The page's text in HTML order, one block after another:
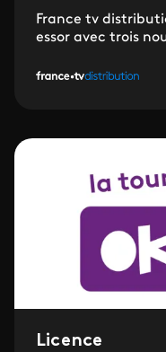
France tv
essor avec trois
Licence